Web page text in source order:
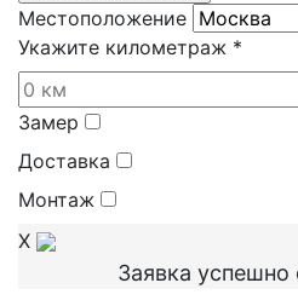
Местоположение
Укажите километраж *
Замер
Доставка
Монтаж
X
Заявка успешно